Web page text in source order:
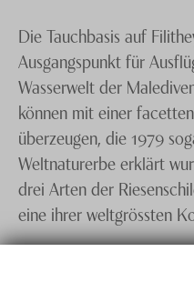
Die Tauchbasis auf
Ausgangspunkt für
Wasserwelt der
können mit einer
überzeugen, die 1979
Weltnaturerbe erklärt
drei Arten der
eine ihrer weltgrössten